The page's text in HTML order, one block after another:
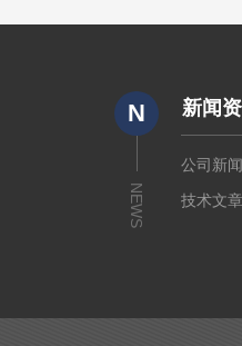
N
NEWS
新闻
公司新
技术文